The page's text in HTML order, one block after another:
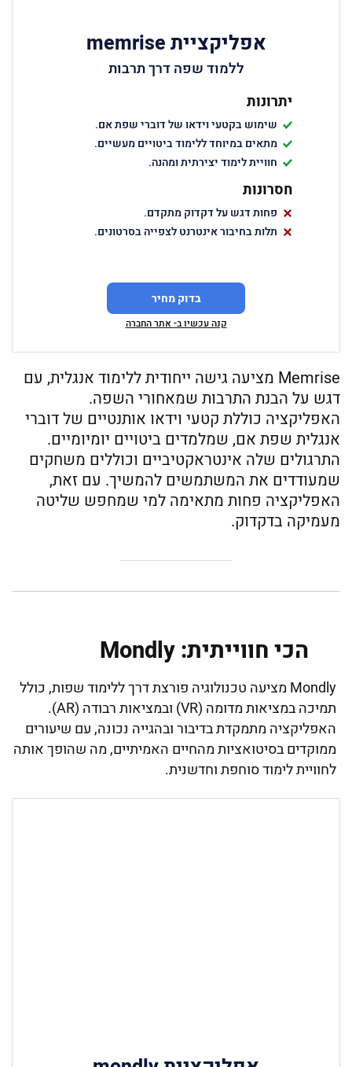
אפליקציית memrise
ללמוד שפה דרך תרבות
יתרונות
שימוש בקטעי וידאו של דוברי שפת אם.
מתאים במיוחד ללימוד ביטויים מעשיים.
חוויית לימוד יצירתית ומהנה.
חסרונות
פחות דגש על דקדוק מתקדם.
תלות בחיבור אינטרנט לצפייה בסרטונים.
בדוק מחיר
קנה עכשיו ב- אתר החברה
Memrise מציעה גישה ייחודית ללימוד אנגלית, עם
דגש על הבנת התרבות שמאחורי השפה.
האפליקציה כוללת קטעי וידאו אותנטיים של דוברי
אנגלית שפת אם, שמלמדים ביטויים יומיומיים.
התרגולים שלה אינטראקטיביים וכוללים משחקים
שמעודדים את המשתמשים להמשיך. עם זאת,
האפליקציה פחות מתאימה למי שמחפש שליטה
מעמיקה בדקדוק.
הכי חווייתית: Mondly
Mondly מציעה טכנולוגיה פורצת דרך ללימוד שפות, כולל
תמיכה במציאות מדומה (VR) ובמציאות רבודה (AR).
האפליקציה מתמקדת בדיבור ובהגייה נכונה, עם שיעורים
ממוקדים בסיטואציות מהחיים האמיתיים, מה שהופך אותה
לחוויית לימוד סוחפת וחדשנית.